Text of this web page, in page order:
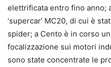
elettrificata entro fino anno;
‘supercar’ MC20, di cui è
spider; a Cento è in corso
focalizzazione sui motori
sono state concentrate le